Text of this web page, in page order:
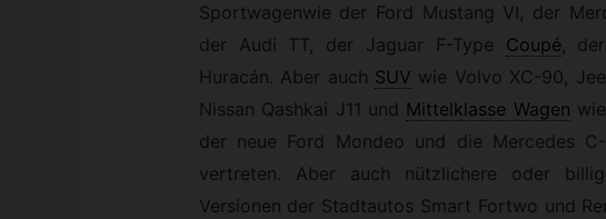
Sportwagenwie der Ford Mustang VI, der
der Audi TT, der Jaguar F-Type Coupé,
Huracán. Aber auch SUV wie Volvo XC-90,
Nissan Qashkai J11 und Mittelklasse Wagen
der neue Ford Mondeo und die Mercedes
vertreten. Aber auch nützlichere oder
Versionen der Stadtautos Smart Fortwo und